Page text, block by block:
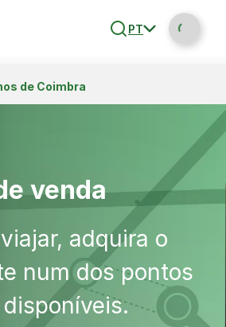
PT
de Coimbra
venda
adquira o
num dos pontos